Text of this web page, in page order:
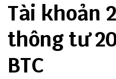
Tài khoản
thông tư
BTC